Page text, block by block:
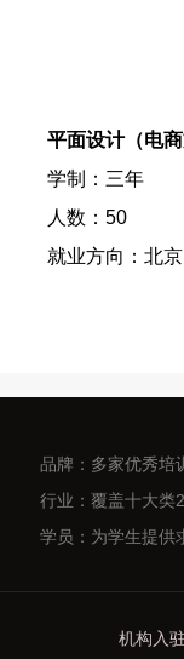
平面设计（电商
学制：三年
人数：50
就业方向：北
品牌：多家优秀培
行业：覆盖十大类
学员：为学生提供
机构入驻